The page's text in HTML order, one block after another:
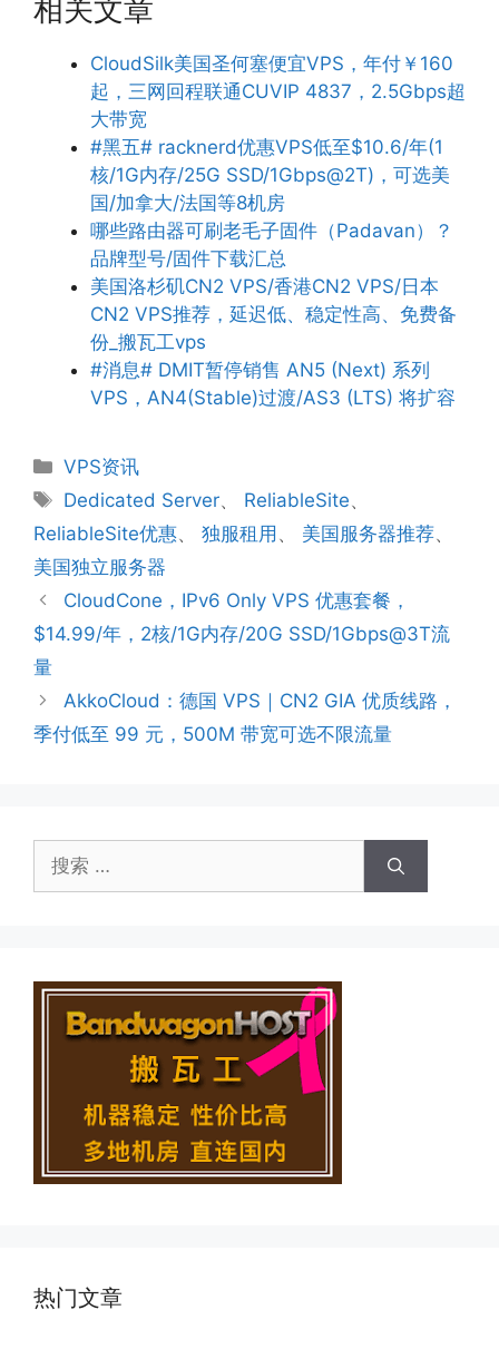
相关文章
CloudSilk美国圣何塞便宜VPS，年付￥160
起，三网回程联通CUVIP 4837，2.5Gbps超
大带宽
#黑五# racknerd优惠VPS低至$10.6/年(1
核/1G内存/25G SSD/1Gbps@2T)，可选美
国/加拿大/法国等8机房
哪些路由器可刷老毛子固件（Padavan）？
品牌型号/固件下载汇总
美国洛杉矶CN2 VPS/香港CN2 VPS/日本
CN2 VPS推荐，延迟低、稳定性高、免费备
份_搬瓦工vps
#消息# DMIT暂停销售 AN5 (Next) 系列
VPS，AN4(Stable)过渡/AS3 (LTS) 将扩容
分
类
VPS资讯
标
签
Dedicated Server、 ReliableSite、
ReliableSite优惠、 独服租用 、 美国服务器推荐、
美国独立服务器
CloudCone，IPv6 Only VPS 优惠套餐，
$14.99/年，2核/1G内存/20G SSD/1Gbps@3T流
量
AkkoCloud：德国 VPS｜CN2 GIA 优质线路，
季付低至 99 元，500M 带宽可选不限流量
索：
热门文章